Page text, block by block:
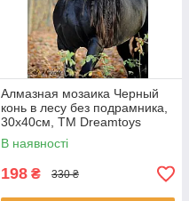
Алмазная мозаика Черный
конь в лесу без подрамника,
30x40см, ТМ Dreamtoys
(S30036)
В наявності
198 ₴ 330 ₴